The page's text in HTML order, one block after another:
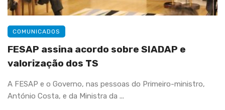
COMUNICADOS
FESAP assina acordo sobre SIADAP e
valorização dos TS
A FESAP e o Governo, nas pessoas do Primeiro-ministro,
António Costa, e da Ministra da ...